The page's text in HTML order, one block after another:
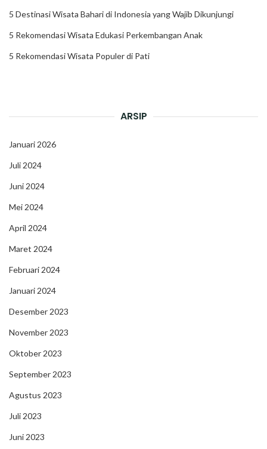
5 Destinasi Wisata Bahari di Indonesia yang Wajib Dikunjungi
5 Rekomendasi Wisata Edukasi Perkembangan Anak
5 Rekomendasi Wisata Populer di Pati
ARSIP
Januari 2026
Juli 2024
Juni 2024
Mei 2024
April 2024
Maret 2024
Februari 2024
Januari 2024
Desember 2023
November 2023
Oktober 2023
September 2023
Agustus 2023
Juli 2023
Juni 2023